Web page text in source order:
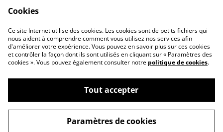
Politique de cookies
Conditions générales
©2026Les Bougies d'Or
powered by
Cookies
Ce site Internet utilise des cookies. Les cookies sont de petits fichiers qui
nous aident à comprendre comment vous utilisez nos services afin
d'améliorer votre expérience. Vous pouvez en savoir plus sur ces cookies
et contrôler la façon dont ils sont utilisés en cliquant sur « Paramètres des
cookies ». Vous pouvez également consulter notre politique de cookies.
Tout accepter
Paramètres de cookies